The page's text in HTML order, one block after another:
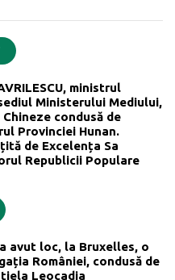
ministrul
Ministerului Mediului,
condusă de
Provinciei Hunan.
de Excelența Sa
Republicii Populare
avut loc, la Bruxelles, o
României, condusă de
Leocadia